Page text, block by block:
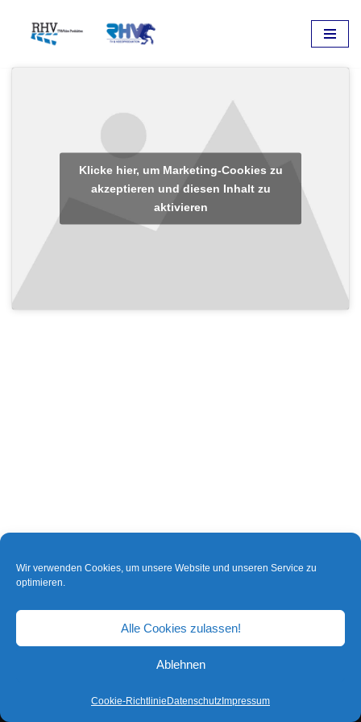
Wir verwenden Cookies, um unsere Website und unseren Service zu
optimieren.
Alle Cookies zulassen!
Ablehnen
Cookie-Richtlinie Datenschutz Impressum
Zum
Klicke hier, um Marketing-Cookies zu
akzeptieren und diesen Inhalt zu
aktivieren
| Präsentiert vonWordPress